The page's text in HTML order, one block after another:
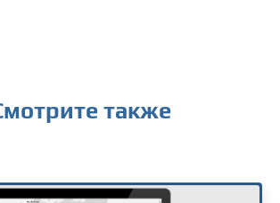
также